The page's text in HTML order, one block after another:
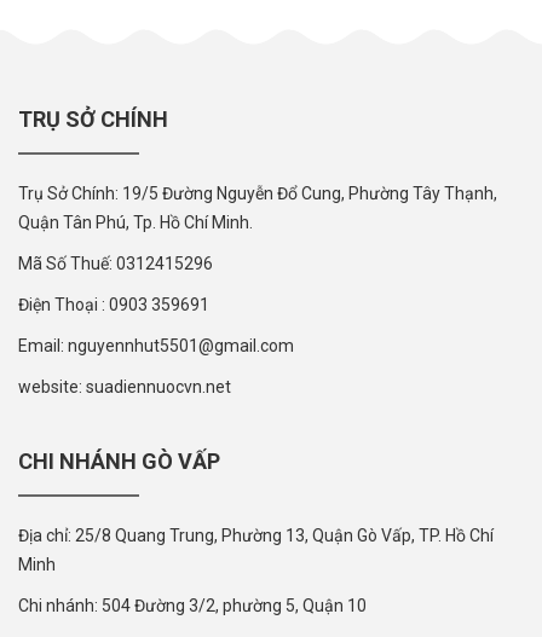
TRỤ SỞ CHÍNH
Trụ Sở Chính: 19/5 Đường Nguyễn Đổ Cung, Phường Tây Thạnh,
Quận Tân Phú, Tp. Hồ Chí Minh.
Mã Số Thuế: 0312415296
Điện Thoại : 0903 359691
Email: nguyennhut5501@gmail.com
website: suadiennuocvn.net
CHI NHÁNH GÒ VẤP
Địa chỉ: 25/8 Quang Trung, Phường 13, Quận Gò Vấp, TP. Hồ Chí
Minh
Chi nhánh: 504 Đường 3/2, phường 5, Quận 10